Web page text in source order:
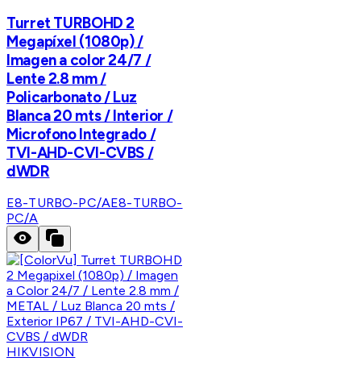
Turret TURBOHD 2
Megapíxel (1080p) /
Imagen a color 24/7 /
Lente 2.8 mm /
Policarbonato / Luz
Blanca 20 mts / Interior /
Microfono Integrado /
TVI-AHD-CVI-CVBS /
dWDR
E8-TURBO-PC/AE8-TURBO-
PC/A
HIKVISION